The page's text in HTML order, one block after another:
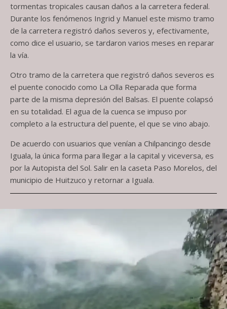
tormentas tropicales causan daños a la carretera federal.
Durante los fenómenos Ingrid y Manuel este mismo tramo
de la carretera registró daños severos y, efectivamente,
como dice el usuario, se tardaron varios meses en reparar
la vía.
Otro tramo de la carretera que registró daños severos es
el puente conocido como La Olla Reparada que forma
parte de la misma depresión del Balsas. El puente colapsó
en su totalidad. El agua de la cuenca se impuso por
completo a la estructura del puente, el que se vino abajo.
De acuerdo con usuarios que venían a Chilpancingo desde
Iguala, la única forma para llegar a la capital y viceversa, es
por la Autopista del Sol. Salir en la caseta Paso Morelos, del
municipio de Huitzuco y retornar a Iguala.